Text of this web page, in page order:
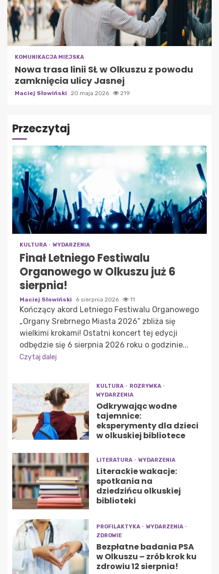
KOMUNIKACJA MIEJSKA
Nowa trasa linii SŁ w Olkuszu z powodu
zamknięcia ulicy Jasnej
Maciej Słowiński 20 maja 2026 219
Przeczytaj
KULTURA WYDARZENIA
Finał Letniego Festiwalu
Organowego w Olkuszu już 6
sierpnia!
Maciej Słowiński 6 sierpnia 2026 11
Kończący akord Letniego Festiwalu Organowego
„Organy Srebrnego Miasta 2026” zbliża się
wielkimi krokami! Ostatni koncert tej edycji
odbędzie się 6 sierpnia 2026 roku o godzinie...
Czytaj dalej
KULTURA
ROZRYWKA
WYDARZENIA
Odkrywając wodne
tajemnice:
eksperymenty dla dzieci
w olkuskiej bibliotece
LITERATURA WYDARZENIA
Literackie wakacje:
spotkania na
dziedzińcu olkuskiej
biblioteki
PROFILAKTYKA
WYDARZENIA
ZDROWIE
Bezpłatne badania PSA
w Olkuszu – zrób krok ku
zdrowiu 12 sierpnia!